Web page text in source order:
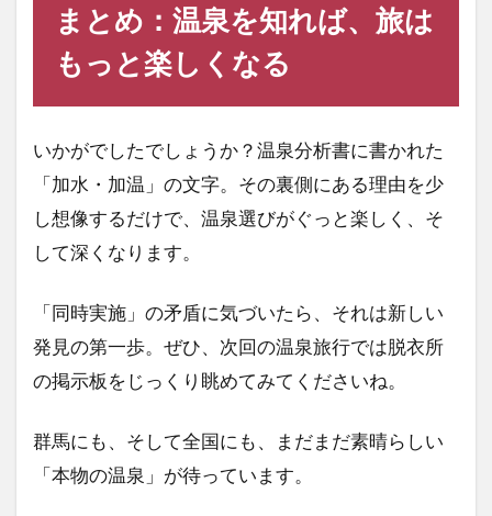
まとめ：温泉を知れば、旅は
もっと楽しくなる
いかがでしたでしょうか？温泉分析書に書かれた
「加水・加温」の文字。その裏側にある理由を少
し想像するだけで、温泉選びがぐっと楽しく、そ
して深くなります。
「同時実施」の矛盾に気づいたら、それは新しい
発見の第一歩。ぜひ、次回の温泉旅行では脱衣所
の掲示板をじっくり眺めてみてくださいね。
群馬にも、そして全国にも、まだまだ素晴らしい
「本物の温泉」が待っています。